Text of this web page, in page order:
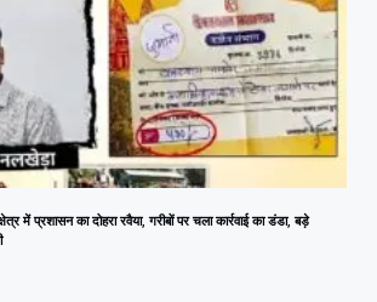
में प्रशासन का दोहरा रवैया, गरीबों पर चला कार्रवाई का डंडा, बड़े